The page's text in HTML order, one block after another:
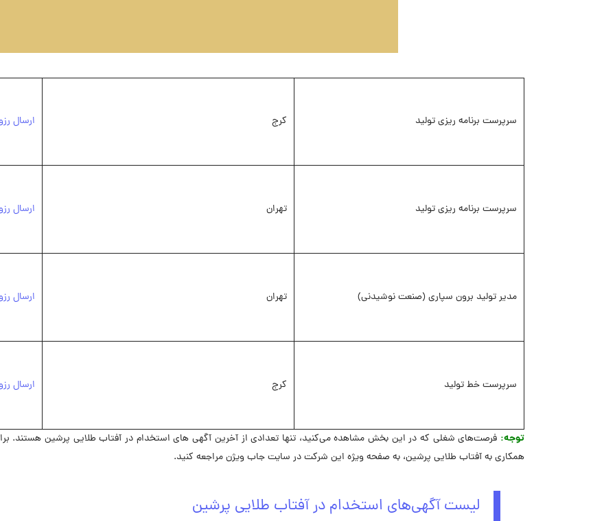
سرپرست برنامه ریزی تولید کرج ارسال
سرپرست برنامه ریزی تولید تهران ارسال
مدیر تولید برون سپاری (صنعت نوشیدنی) تهران ارسال
سرپرست خط تولید کرج ارسال
توجه: فرصت‌های شغلی که در این بخش مشاهده می‌کنید، تنها تعدادی از آخرین آگهی های استخدام در آفتاب طلایی پرشین هستند.
همکاری به آفتاب طلایی پرشین، به صفحه ویژه این شرکت در ‌سایت جاب ویژن مراجعه کنید.
لیست آگهی‌های استخدام در آفتاب طلایی پرشین